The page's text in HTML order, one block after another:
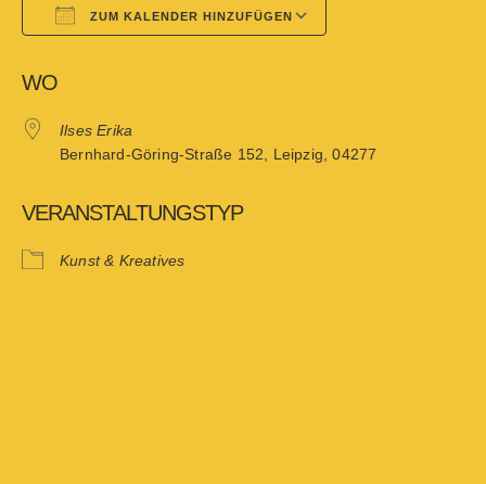
ZUM KALENDER HINZUFÜGEN
WO
Ilses Erika
Bernhard-Göring-Straße 152, Leipzig, 04277
VERANSTALTUNGSTYP
Kunst & Kreatives